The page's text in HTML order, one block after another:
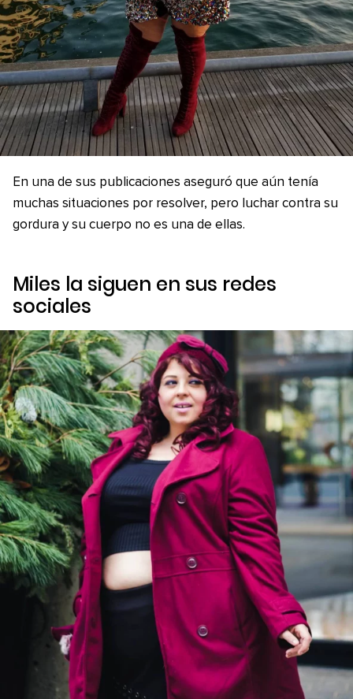
En una de sus publicaciones aseguró que aún tenía
muchas situaciones por resolver, pero luchar contra su
gordura y su cuerpo no es una de ellas.
Miles la siguen en sus redes
sociales